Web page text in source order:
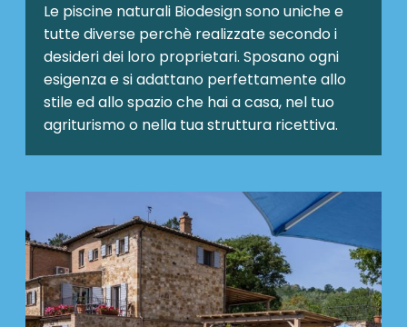
Le piscine naturali Biodesignsono uniche e
tutte diverse perchè realizzate secondo i
desideri dei loro proprietari. Sposano ogni
esigenza e si adattano perfettamente allo
stile ed allo spazio che hai a casa, nel tuo
agriturismo o nella tua struttura ricettiva.